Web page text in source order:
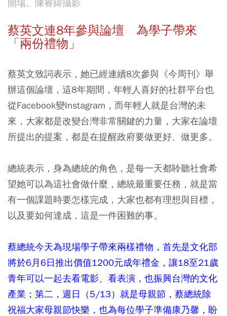
開場。陳睿緯攝影
蔡英文連8年參與論壇 為學子帶來
「兩份禮物」
蔡英文致詞表示，她已經連續8次參與《今周刊》舉
辦這個論壇，這8年期間，年輕人喜好的社群平台也
從Facebook變Instagram，而年輕人就是台灣的未
來，大家都是改變台灣非常關鍵的力量，大家在論壇
所提出的提案，都是在提醒政府要做更好、做更多。
總統表示，身為總統的角色，是每一天都聆聽社會希
望她可以為這社會做什麼，總統最重要任務，就是當
有一個課題時要怎樣完成，大家也都有理想與目標，
以及要如何達成，這是一件困難的事。
蔡總統今天為現場學子帶來兩樣禮物，首先是文化部
將於6月6日推出價值1200元成年禮金，讓18至21歲
青年可以一起去看電影、看表演，也振興台灣的文化
產業；第二，週日（5/13）就是母親節，蔡總統除
祝福大家母親節快樂，也為每位學子準備康乃馨，盼